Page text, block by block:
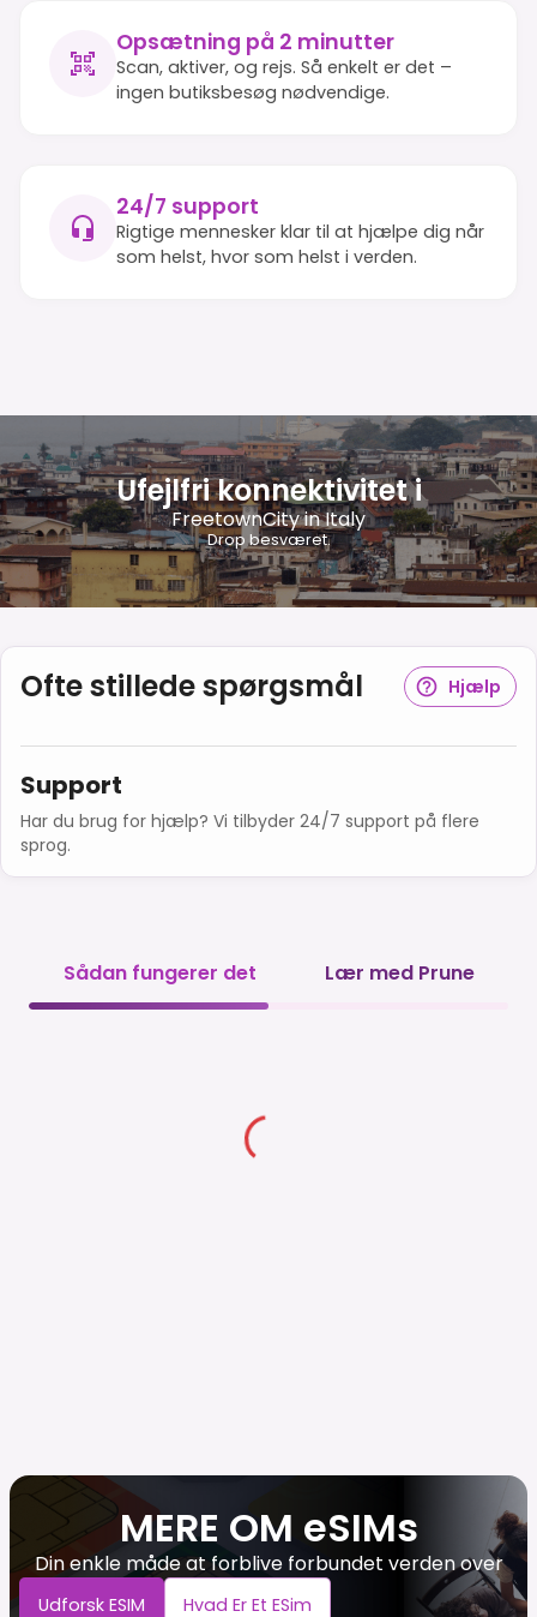
Opsætning på 2 minutter
Scan, aktiver, og rejs. Så enkelt er det –
ingen butiksbesøg nødvendige.
24/7 support
Rigtige mennesker klar til at hjælpe dig når
som helst, hvor som helst i verden.
Ufejlfri konnektivitet i
FreetownCity in Italy
Drop besværet.
Ofte stillede spørgsmål Hjælp
Support
Har du brug for hjælp? Vi tilbyder 24/7 support på flere
sprog.
Sådan fungerer det Lær med Prune
MERE OM eSIMs
Din enkle måde at forblive forbundet verden over
Udforsk ESIM Hvad Er Et ESim